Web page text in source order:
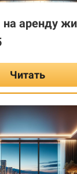
аренду
Читать